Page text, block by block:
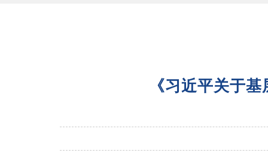
《习近平关于